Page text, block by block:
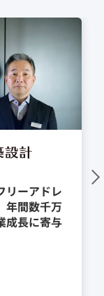
リーアドレ
年間数千万
成長に寄与